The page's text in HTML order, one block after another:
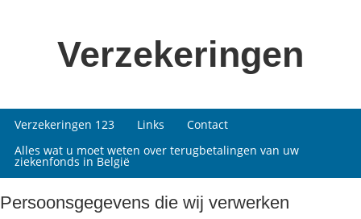
Verzekeringen
Verzekeringen 123 Links
Contact
Alles wat u moet weten over terugbetalingen van uw
ziekenfonds in België
Persoonsgegevens die wij verwerken